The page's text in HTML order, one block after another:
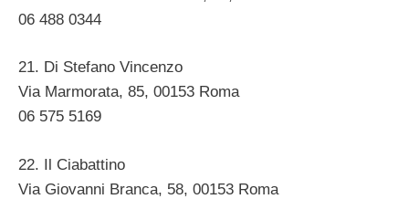
06 488 0344 ‎
21. Di Stefano Vincenzo
Via Marmorata, 85, 00153 Roma ‎
06 575 5169 ‎
22. Il Ciabattino
Via Giovanni Branca, 58, 00153 Roma ‎